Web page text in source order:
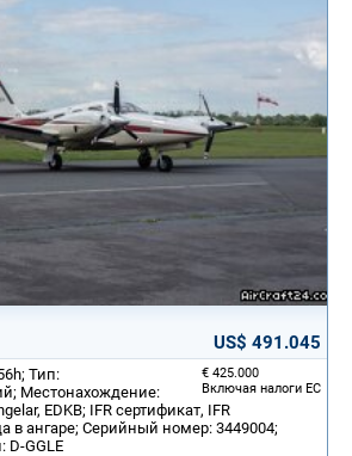
US$ 491.045
€ 425.000
Включая налоги ЕС
Тип:
Местонахождение:
EDKB; IFR сертификат, IFR
в ангаре; Серийный номер: 3449004;
D-GGLE